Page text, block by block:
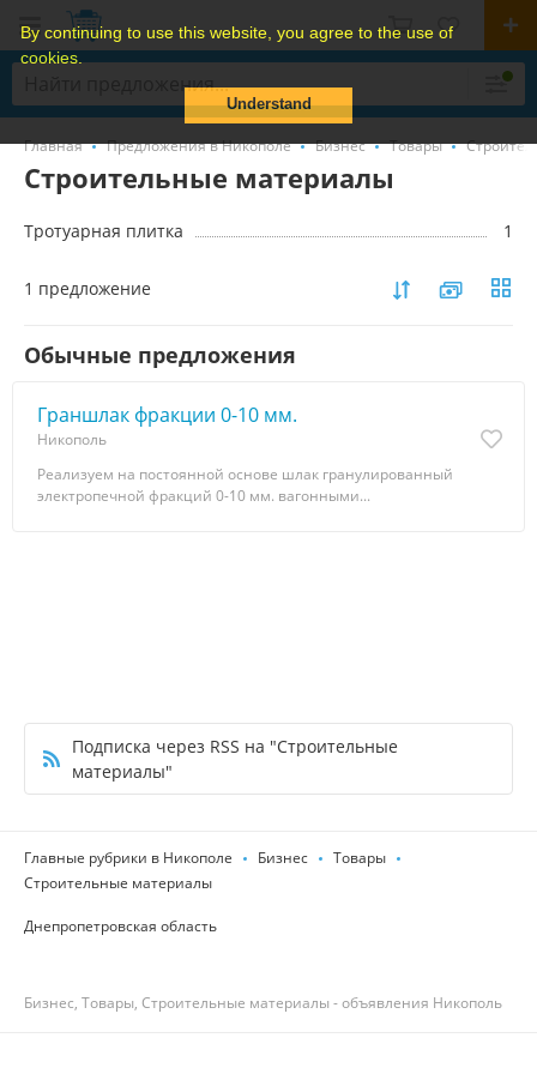
By continuing to use this website, you agree to the use of
cookies.
Understand
Главная Предложения в Никополе Бизнес Товары
Строительные материалы
Тротуарная плитка 1
1 предложение
Обычные предложения
Граншлак фракции 0-10 мм.
Никополь
Реализуем на постоянной основе шлак гранулированный
электропечной фракций 0-10 мм. вагонными...
Подписка через RSS на "Строительные
материалы"
Главные рубрики в Никополе Бизнес
Товары
Строительные материалы
Днепропетровская область
Бизнес, Товары, Строительные материалы - объявления Никополь